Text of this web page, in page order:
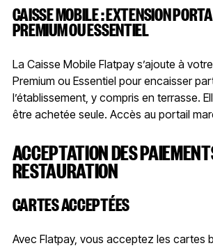
CAISSE MOBILE : EXTENSION
PREMIUM OU ESSENTIEL
La Caisse Mobile Flatpay s’ajoute à
Premium ou Essentiel pour encaisser
l’établissement, y compris en terrasse.
être achetée seule. Accès au portail
ACCEPTATION DES
RESTAURATION
CARTES ACCEPTÉES
Avec Flatpay, vous acceptez les cartes